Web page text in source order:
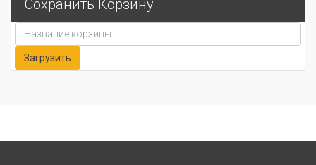
Сохранить Корзину